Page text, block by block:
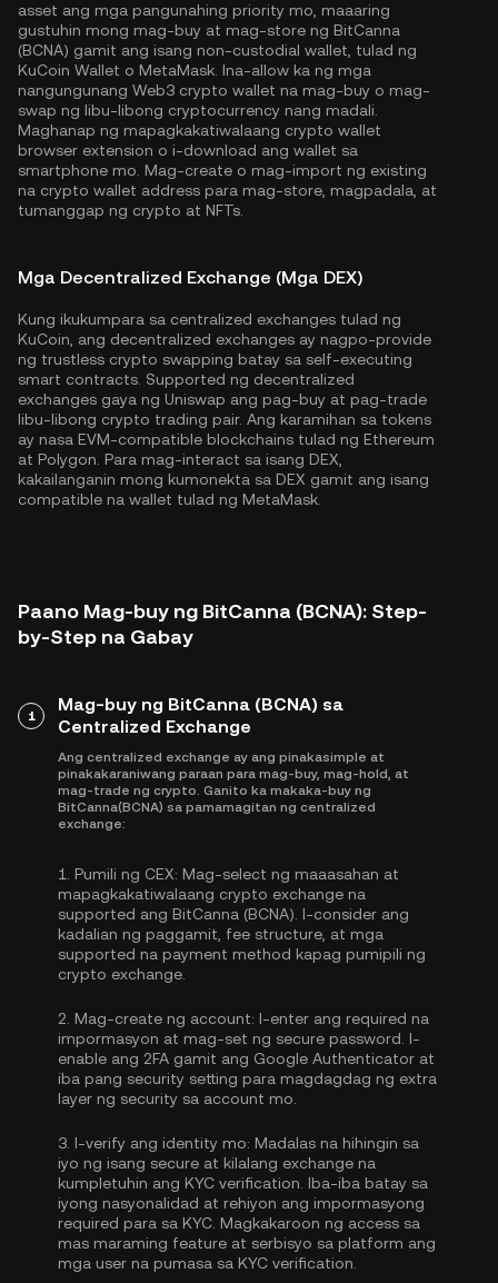
asset ang mga pangunahing priority mo, maaaring
gustuhin mong mag-buy at mag-store ng BitCanna
(BCNA) gamit ang isang non-custodial wallet, tulad ng
KuCoin Wallet o MetaMask. Ina-allow ka ng mga
nangungunang Web3 crypto wallet na mag-buy o mag-
swap ng libu-libong cryptocurrency nang madali.
Maghanap ng mapagkakatiwalaang crypto wallet
browser extension o i-download ang wallet sa
smartphone mo. Mag-create o mag-import ng existing
na crypto wallet address para mag-store, magpadala, at
tumanggap ng crypto at NFTs.
Mga Decentralized Exchange (Mga DEX)
Kung ikukumpara sa centralized exchanges tulad ng
KuCoin, ang decentralized exchanges ay nagpo-provide
ng trustless crypto swapping batay sa self-executing
smart contracts. Supported ng decentralized
exchanges gaya ng Uniswap ang pag-buy at pag-trade
libu-libong crypto trading pair. Ang karamihan sa tokens
ay nasa EVM-compatible blockchains tulad ng Ethereum
at Polygon . Para mag-interact sa isang DEX,
kakailanganin mong kumonekta sa DEX gamit ang isang
compatible na wallet tulad ng MetaMask.
Paano Mag-buy ng BitCanna (BCNA): Step-
by-Step na Gabay
1
Mag-buy ng BitCanna (BCNA) sa
Centralized Exchange
Ang centralized exchange ay ang pinakasimple at
pinakakaraniwang paraan para mag-buy, mag-hold, at
mag-trade ng crypto. Ganito ka makaka-buy ng
BitCanna(BCNA) sa pamamagitan ng centralized
exchange:
1. Pumili ng CEX: Mag-select ng maaasahan at
mapagkakatiwalaang crypto exchange na
supported ang BitCanna (BCNA). I-consider ang
kadalian ng paggamit, fee structure, at mga
supported na payment method kapag pumipili ng
crypto exchange.
2. Mag-create ng account: I-enter ang required na
impormasyon at mag-set ng secure password. I-
enable ang 2FA gamit ang Google Authenticator at
iba pang security setting para magdagdag ng extra
layer ng security sa account mo.
3. I-verify ang identity mo: Madalas na hihingin sa
iyo ng isang secure at kilalang exchange na
kumpletuhin ang KYC verification . Iba-iba batay sa
iyong nasyonalidad at rehiyon ang impormasyong
required para sa KYC. Magkakaroon ng access sa
mas maraming feature at serbisyo sa platform ang
mga user na pumasa sa KYC verification.